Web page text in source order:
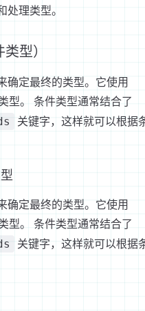
理类型。
型）
确定最终的类型。它使用
型。 条件类型通常结合了
关键字，这样就可以根据
确定最终的类型。它使用
型。 条件类型通常结合了
关键字，这样就可以根据